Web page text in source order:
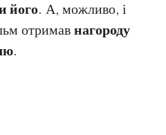
його. А, можливо, і
отримавнагороду
.